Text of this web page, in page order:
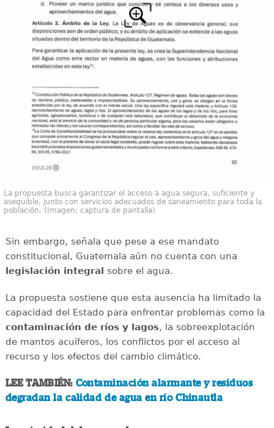
La propuesta busca garantizar el acceso a agua segura, suficiente y
asequible, junto con servicios adecuados de saneamiento para toda la
población. (Imagen: captura de pantalla)
Sin embargo, señala que pese a ese mandato
constitucional, Guatemala aún no cuenta con una
legislación integral sobre el agua.
La propuesta sostiene que esta ausencia ha limitado la
capacidad del Estado para enfrentar problemas como la
contaminación de ríos y lagos, la sobreexplotación
de mantos acuíferos, los conflictos por el acceso al
recurso y los efectos del cambio climático.
LEE TAMBIÉN: Contaminación alarmante y residuos
degradan la calidad de agua en río Chinautla